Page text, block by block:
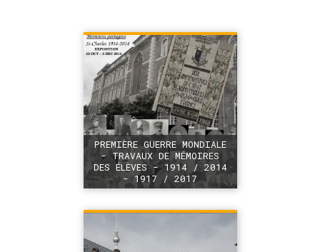
PREMIÈRE GUERRE MONDIALE
- TRAVAUX DE MÉMOIRES
DES ÉLÈVES - 1914 / 2014
- 1917 / 2017
+